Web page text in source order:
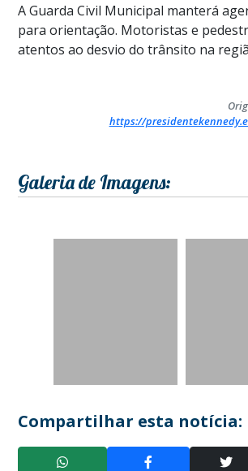
A Guarda Civil Municipal manterá
para orientação. Motoristas e
atentos ao desvio do trânsito na
https://
Galeria de Imagens:
Compartilhar esta notícia: